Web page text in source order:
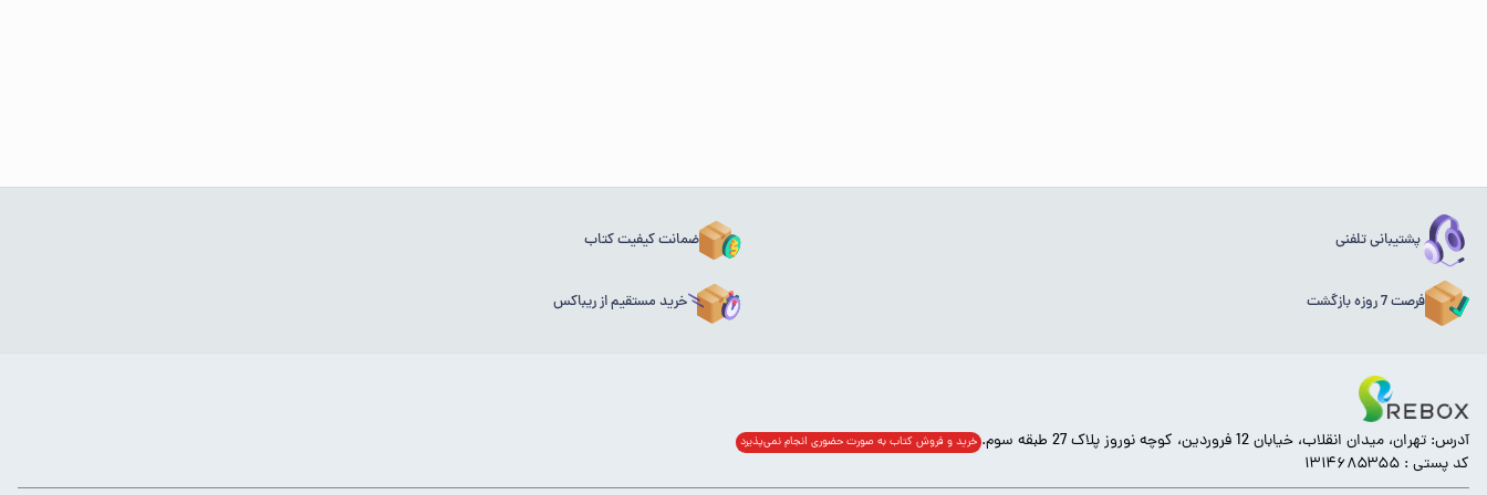
پشتیبانی تلفنی ضمانت کیفیت کتاب
فرصت 7 روزه بازگشت خرید مستقیم از ریباکس
آدرس: تهران، میدان انقلاب، خیابان 12 فروردین، کوچه نوروز پلاک 27 طبقه سوم. خرید و فروش کتاب به صورت حضوری انجام‌ نمی‌پذیرد
کد پستی : ۱۳۱۴۶۸۵۳۵۵